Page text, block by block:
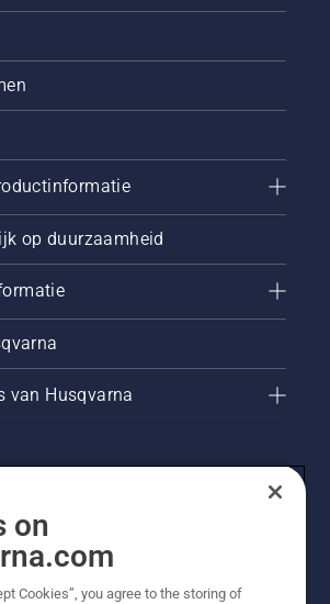
op duurzaamheid
van Husqvarna
on
Cookies”, you agree to the storing of